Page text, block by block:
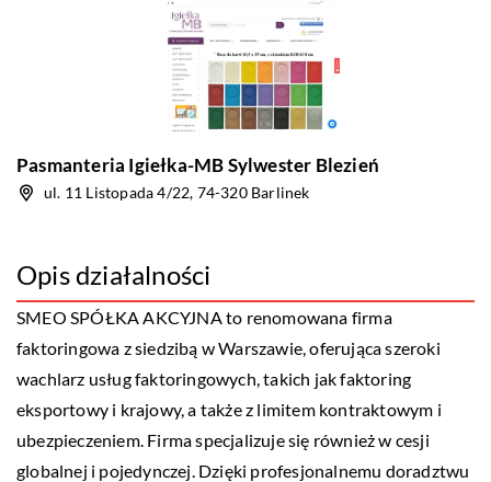
Pasmanteria Igiełka-MB Sylwester Blezień
ul. 11 Listopada 4/22, 74-320 Barlinek
Opis działalności
SMEO SPÓŁKA AKCYJNA to renomowana firma
faktoringowa z siedzibą w Warszawie, oferująca szeroki
wachlarz usług faktoringowych, takich jak faktoring
eksportowy i krajowy, a także z limitem kontraktowym i
ubezpieczeniem. Firma specjalizuje się również w cesji
globalnej i pojedynczej. Dzięki profesjonalnemu doradztwu